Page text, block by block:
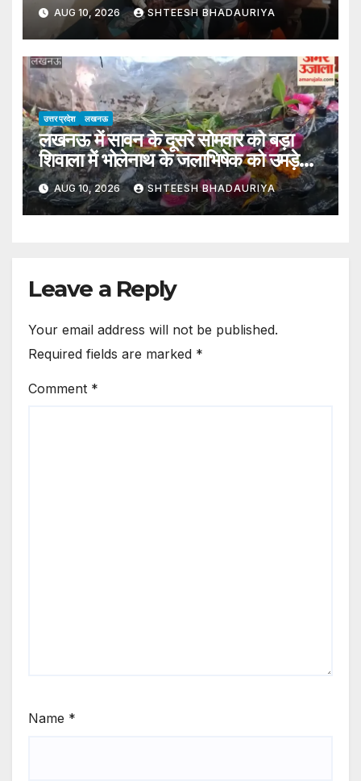
Injured In Bike Collision
AUG 10, 2026 SHTEESH BHADAURIYA
उत्तर प्रदेश लखनऊ
लखनऊ में सावन के दूसरे सोमवार को बड़ा
शिवाला में भोलेनाथ के जलाभिषेक को उमड़े
श्रद्धालु
AUG 10, 2026 SHTEESH BHADAURIYA
Leave a Reply
Your email address will not be published.
Required fields are marked *
Comment *
Name *